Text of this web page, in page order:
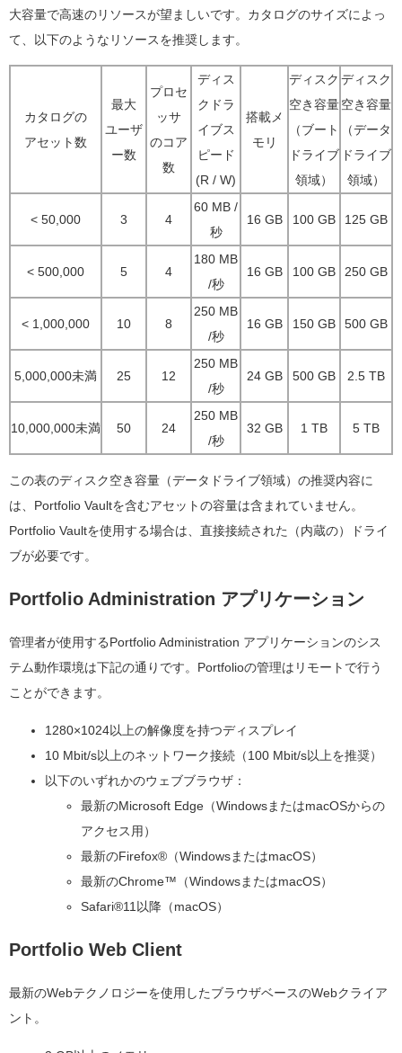
大容量で高速のリソースが望ましいです。カタログのサイズによっ
て、以下のようなリソースを推奨します。
カタログの
アセット数
最大
ユーザ
ー数
プロセ
ッサ
のコア
数
ディス
クドラ
イブス
ピード
(R / W)
搭載メ
モリ
ディスク
空き容量
（ブート
ドライブ
領域）
ディスク
空き容量
（データ
ドライブ
領域）
< 50,000 3 4
60 MB /
秒
16 GB 100 GB 125 GB
< 500,000 5 4
180 MB
/秒
16 GB 100 GB 250 GB
< 1,000,000 10 8
250 MB
/秒
16 GB 150 GB 500 GB
5,000,000未満 25 12
250 MB
/秒
24 GB 500 GB 2.5 TB
10,000,000未満 50 24
250 MB
/秒
32 GB 1 TB 5 TB
この表のディスク空き容量（データドライブ領域）の推奨内容に
は、Portfolio Vaultを含むアセットの容量は含まれていません。
Portfolio Vaultを使用する場合は、直接接続された（内蔵の）ドライ
ブが必要です。
Portfolio Administration アプリケーション
管理者が使用するPortfolio Administration アプリケーションのシス
テム動作環境は下記の通りです。Portfolioの管理はリモートで行う
ことができます。
1280×1024以上の解像度を持つディスプレイ
10 Mbit/s以上のネットワーク接続（100 Mbit/s以上を推奨）
以下のいずれかのウェブブラウザ：
最新のMicrosoft Edge（WindowsまたはmacOSからの
アクセス用）
最新のFirefox®（WindowsまたはmacOS）
最新のChrome™（WindowsまたはmacOS）
Safari®11以降（macOS）
Portfolio Web Client
最新のWebテクノロジーを使用したブラウザベースのWebクライア
ント。